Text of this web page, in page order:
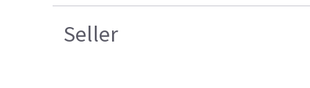
Seller